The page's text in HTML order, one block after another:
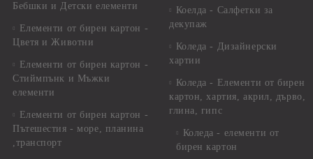
Бебшки и Детски елементи
Елементи от бирен картон -
Цветя и Животни
Елементи от бирен картон -
Стиймпънк и Мъжки
елементи
Елементи от бирен картон -
Пътешестия - море, планина
,транспорт
Коелда - Салфетки за
декупаж
Коледа - Дизайнерски
хартии
Коледа - Eлементи от бирен
картон, хартия, акрил, дърво,
глина, гипс
Коледа - елементи от
бирен картон